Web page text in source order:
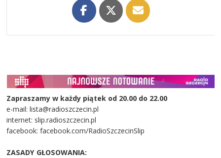
Zapraszamy w każdy piątek od 20.00 do 22.00
e-mail: lista@radioszczecin.pl
internet: slip.radioszczecin.pl
facebook: facebook.com/RadioSzczecinSlip
ZASADY GŁOSOWANIA: